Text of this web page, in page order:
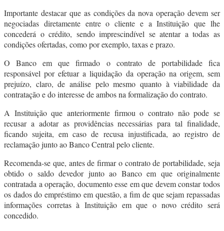
Importante destacar que as condições da nova operação devem ser
negociadas diretamente entre o cliente e a Instituição que lhe
concederá o crédito, sendo imprescindível se atentar a todas as
condições ofertadas, como por exemplo, taxas e prazo.
O Banco em que firmado o contrato de portabilidade fica
responsável por efetuar a liquidação da operação na origem, sem
prejuízo, claro, de análise pelo mesmo quanto à viabilidade da
contratação e do interesse de ambos na formalização do contrato.
A Instituição que anteriormente firmou o contrato não pode se
recusar a adotar as providências necessárias para tal finalidade,
ficando sujeita, em caso de recusa injustificada, ao registro de
reclamação junto ao Banco Central pelo cliente.
Recomenda-se que, antes de firmar o contrato de portabilidade, seja
obtido o saldo devedor junto ao Banco em que originalmente
contratada a operação, documento esse em que devem constar todos
os dados do empréstimo em questão, a fim de que sejam repassadas
informações corretas à Instituição em que o novo crédito será
concedido.